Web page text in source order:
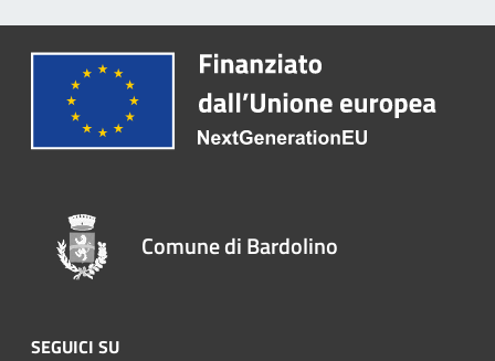
Comune di Bardolino
SEGUICI SU